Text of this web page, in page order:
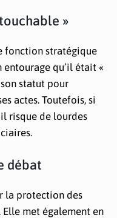
»
fonction stratégique
qu’il était «
statut pour
actes. Toutefois, si
risque de lourdes
débat
la protection des
met également en